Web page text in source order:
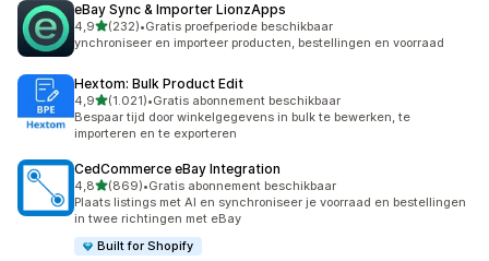
eBay Sync & Importer LionzApps
4,9van 5 sterren
(232)
232 recensies in totaal
•Gratis proefperiode beschikbaar
ynchroniseer en importeer producten, bestellingen en voorraad
Hextom: Bulk Product Edit
4,9van 5 sterren
(1.021)
1021 recensies in totaal
•Gratis abonnement beschikbaar
Bespaar tijd door winkelgegevens in bulk te bewerken, te
importeren en te exporteren
CedCommerce eBay Integration
4,8van 5 sterren
(869)
869 recensies in totaal
•Gratis abonnement beschikbaar
Plaats listings met AI en synchroniseer je voorraad en bestellingen
in twee richtingen met eBay
Built for Shopify